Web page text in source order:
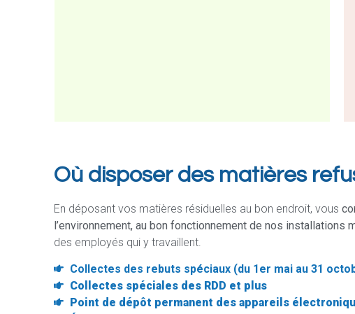
Où disposer des matières
En déposant vos matières résiduelles au bon endroit, vous
l’environnement, au bon fonctionnement de nos installations
des employés qui y travaillent.
Collectes des rebuts spéciaux (du 1er mai au 31
Collectes spéciales des RDD et plus
Point de dépôt permanent des appareils